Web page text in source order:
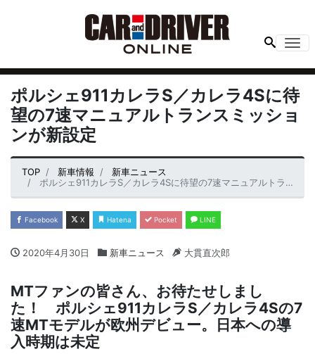
ポルシェ911カレラS／カレラ4Sに待
望の7速マニュアルトランスミッショ
ンが新設定
TOP 新車情報
新車ニュース
ポルシェ911カレラS／カレラ4Sに待望の7速マニュアルトランスミッションが新設定
Facebook X Hatena Pocket LINE
2020年4月30日 新車ニュース 大貫直次郎
MTファンの皆さん、お待たせしまし
た！ ポルシェ911カレラS／カレラ4Sの7
速MTモデルが欧州デビュー。日本への導
入時期は未定